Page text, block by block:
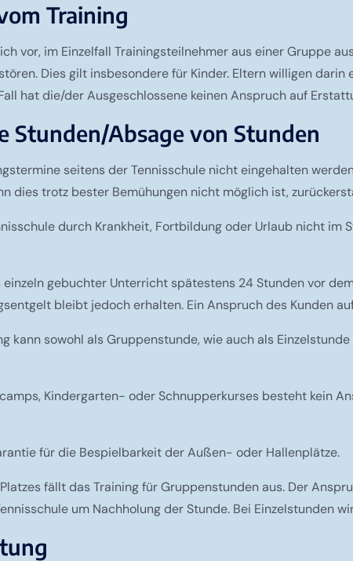
Training
vor, im Einzelfall Trainingsteilnehmer aus einer Gruppe
Dies gilt insbesondere für Kinder. Eltern willigen
hat die/der Ausgeschlossene keinen Anspruch auf
Stunden/Absage von Stunden
seitens der Tennisschule nicht eingehalten
dies trotz bester Bemühungen nicht möglich ist,
durch Krankheit, Fortbildung oder Urlaub nicht
einzeln gebuchter Unterricht spätestens 24 Stunden vor
bleibt jedoch erhalten. Ein Anspruch des Kunden
kann sowohl als Gruppenstunde, wie auch als
Kindergarten- oder Schnupperkurses besteht kein
für die Bespielbarkeit der Außen- oder Hallenplätze.
fällt das Training für Gruppenstunden aus. Der
um Nachholung der Stunde. Bei Einzelstunden